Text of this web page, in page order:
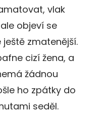
vlak
objeví se
zmatenější.
cizí žena, a
žádnou
ho zpátky do
seděl.